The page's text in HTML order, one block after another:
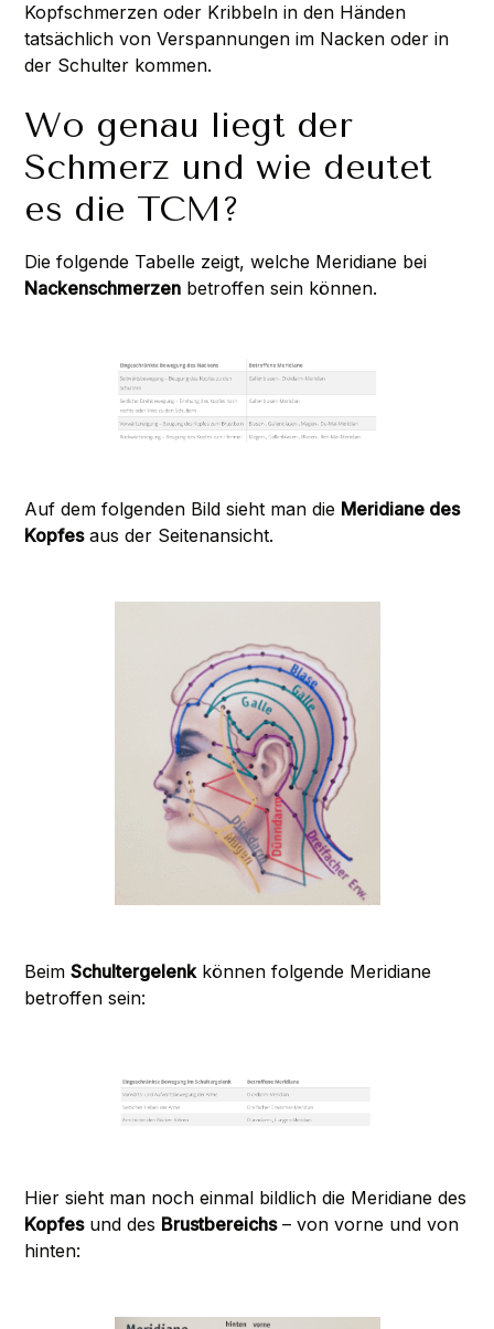
Kopfschmerzen oder Kribbeln in den Händen
tatsächlich von Verspannungen im Nacken oder in
der Schulter kommen.
Wo genau liegt der
Schmerz und wie deutet
es die TCM?
Die folgende Tabelle zeigt, welche Meridiane bei
Nackenschmerzen betroffen sein können.
Auf dem folgenden Bild sieht man die Meridiane des
Kopfesaus der Seitenansicht.
BeimSchultergelenkkönnen folgende Meridiane
betroffen sein:
Hier sieht man noch einmal bildlich die Meridiane des
Kopfesund des Brustbereichs– von vorne und von
hinten: